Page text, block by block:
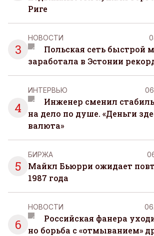
Риге
3
НОВОСТИ
Польская сеть быстрой
заработала в Эстонии
4
ИНТЕРВЬЮ
Инженер сменил
на дело по душе. «Деньги
валюта»
5
БИРЖА
Майкл Бьюрри ожидает
1987 года
6
НОВОСТИ
Российская фанера
но борьба с «отмыванием»